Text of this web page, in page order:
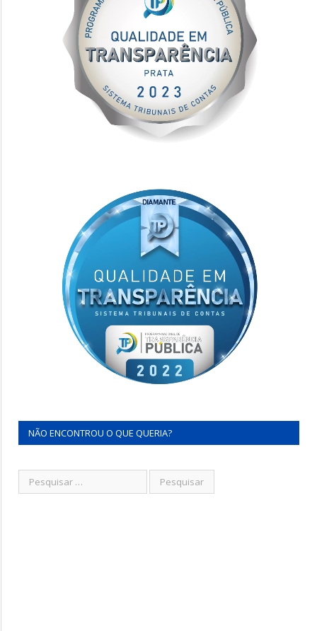
NÃO ENCONTROU O QUE QUERIA?